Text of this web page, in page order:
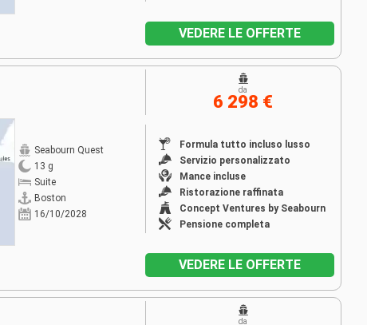
VEDERE LE OFFERTE
Seabourn Quest
13 g
Suite
Boston
16/10/2028
Formula tutto incluso lusso
Servizio personalizzato
Mance incluse
Ristorazione raffinata
Concept Ventures by Seabourn
Pensione completa
da
6 298 €
VEDERE LE OFFERTE
da